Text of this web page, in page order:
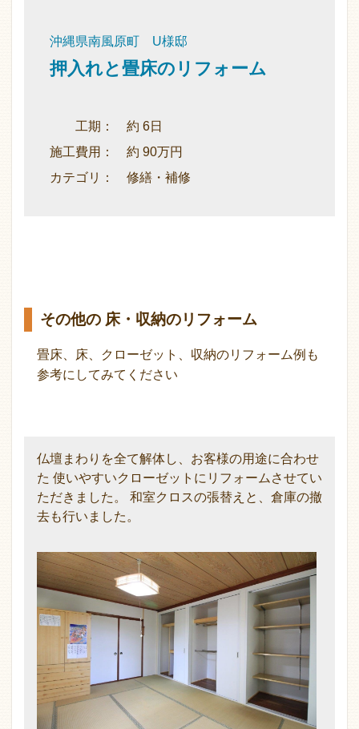
沖縄県南風原町 U様邸
押入れと畳床のリフォーム
工期： 約 6日
施工費用： 約 90万円
カテゴリ： 修繕・補修
その他の 床・収納のリフォーム
畳床、床、クローゼット、収納のリフォーム例も
参考にしてみてください
仏壇まわりを全て解体し、お客様の用途に合わせ
た 使いやすいクローゼットにリフォームさせてい
ただきました。 和室クロスの張替えと、倉庫の撤
去も行いました。